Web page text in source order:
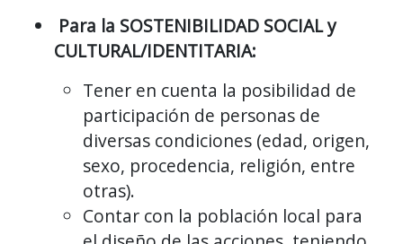
Para la SOSTENIBILIDAD SOCIAL y
CULTURAL/IDENTITARIA:
Tener en cuenta la posibilidad de
participación de personas de
diversas condiciones (edad, origen,
sexo, procedencia, religión, entre
otras).
Contar con la población local para